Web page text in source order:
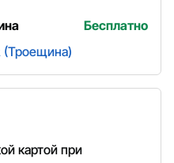
Бесплатно
(Троещина)
картой при